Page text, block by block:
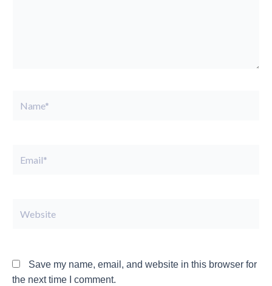
Save my name, email, and website in this browser for
the next time I comment.